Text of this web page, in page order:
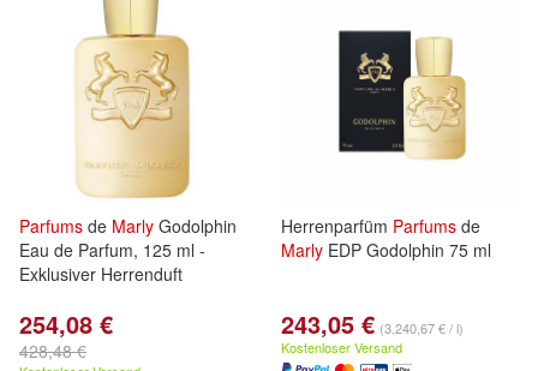
Parfums de Marly Godolphin
Eau de Parfum, 125 ml -
Exklusiver Herrenduft
254,08 €
428,48 €
Herrenparfüm Parfums de
Marly EDP Godolphin 75 ml
243,05 € (3.240,67 € / l)
Kostenloser Versand